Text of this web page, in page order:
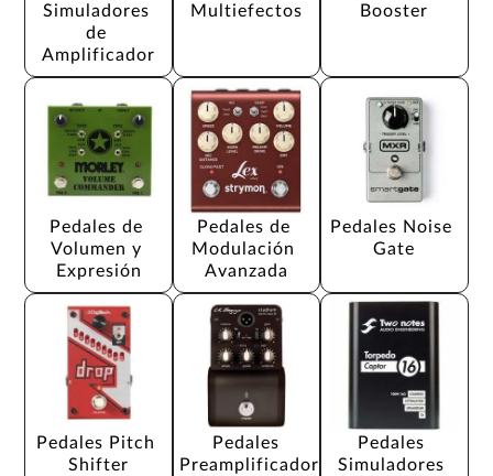
Simuladores
de
Amplificador
Multiefectos
Booster
Pedales de
Volumen y
Expresión
Pedales de
Modulación
Avanzada
Pedales Noise
Gate
Pedales Pitch
Shifter
Pedales
Preamplificador
Pedales
Simuladores